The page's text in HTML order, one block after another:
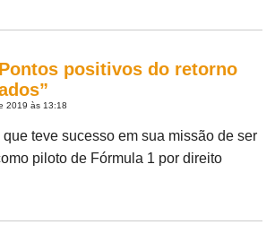
positivos do retorno
2019 às 13:18
teve sucesso em sua missão de ser
piloto de Fórmula 1 por direito